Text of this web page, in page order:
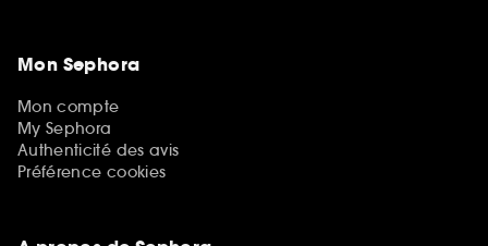
Mon Sephora
Mon compte
My Sephora
Authenticité des avis
Préférence cookies